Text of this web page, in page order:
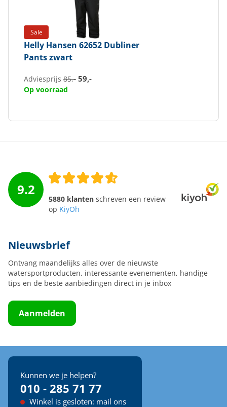
Sale
Helly Hansen 62652 Dubliner
Pants zwart
Adviesprijs 85,- 59,-
Op voorraad
9.2
5880 klanten schreven een review
op KiyOh
Nieuwsbrief
Ontvang maandelijks alles over de nieuwste
watersportproducten, interessante evenementen, handige
tips en de beste aanbiedingen direct in je inbox
Aanmelden
Kunnen we je helpen?
010 - 285 71 77
Winkel is gesloten: mail ons